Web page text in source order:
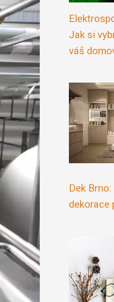
Jak si
váš
Dek
dekorace